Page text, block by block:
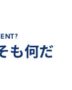
ENT?
も何だ